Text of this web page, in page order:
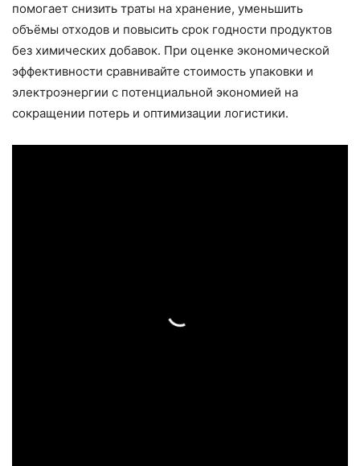
помогает снизить траты на хранение, уменьшить
объёмы отходов и повысить срок годности продуктов
без химических добавок. При оценке экономической
эффективности сравнивайте стоимость упаковки и
электроэнергии с потенциальной экономией на
сокращении потерь и оптимизации логистики.